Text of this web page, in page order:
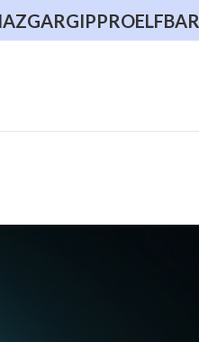
ZGARGIPPROELFBAR